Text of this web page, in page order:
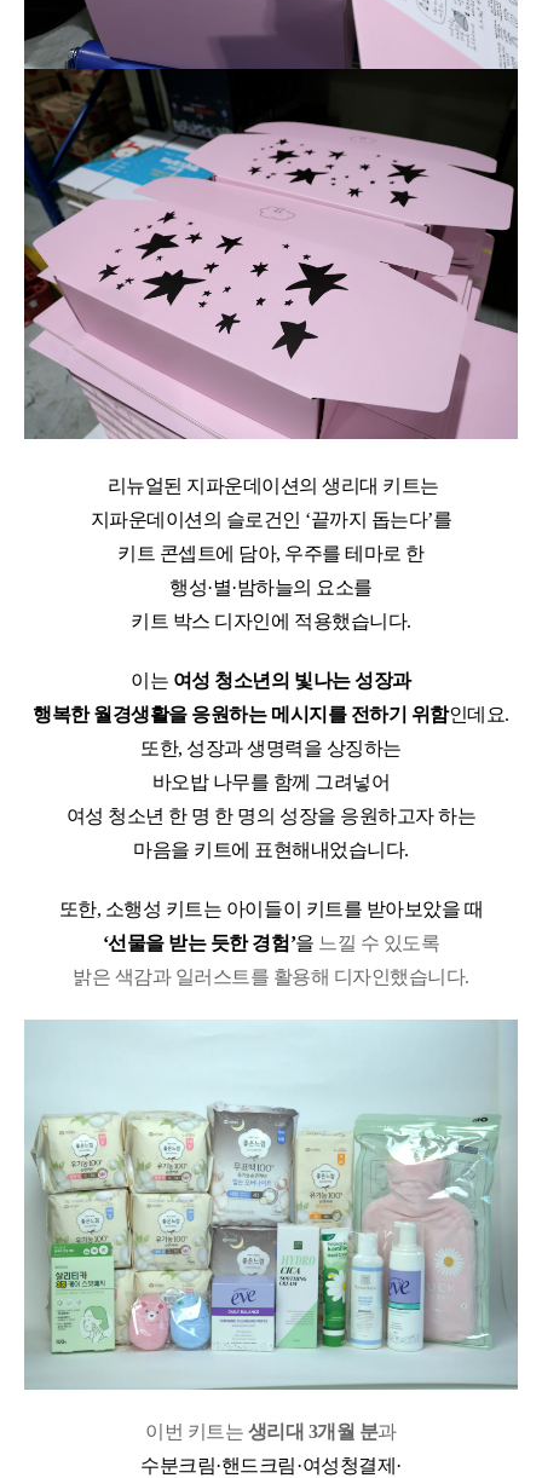
리뉴얼된 지파운데이션의 생리대 키트는
지파운데이션의 슬로건인 ‘끝까지 돕는다’를
키트 콘셉트에 담아, 우주를 테마로 한
행성·별·밤하늘의 요소를
키트 박스 디자인에 적용했습니다.
이는 여성 청소년의 빛나는 성장과
행복한 월경생활을 응원하는 메시지를 전하기 위함인데요.
또한, 성장과 생명력을 상징하는
바오밥 나무를 함께 그려넣어
여성 청소년 한 명 한 명의 성장을 응원하고자 하는
마음을 키트에 표현해내었습니다.
또한, 소행성 키트는 아이들이 키트를 받아보았을 때
‘선물을 받는 듯한 경험 ’을 느낄 수 있도록
밝은 색감과 일러스트를 활용해 디자인했습니다.
이번 키트는 생리대 3개월 분과
수분크림·핸드크림·여성청결제 ·